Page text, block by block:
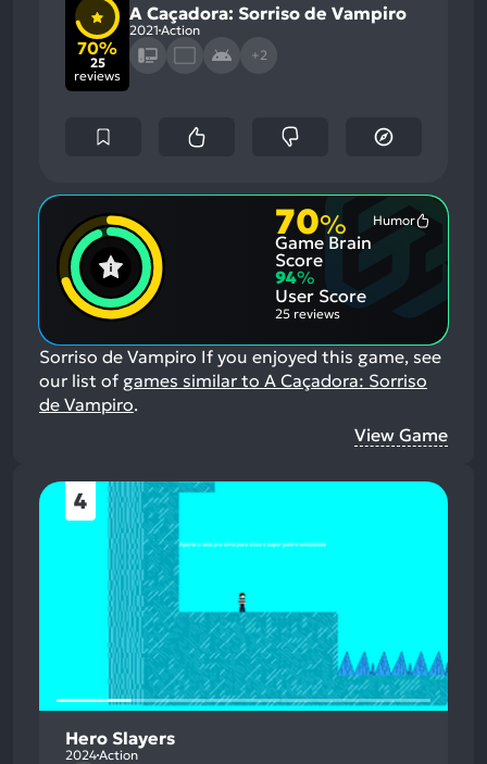
70%
25
reviews
A Caçadora: Sorriso de Vampiro
2021 Action
+2
70%
Game Brain
Score
Humor
94%
User Score
25 reviews
Sorriso de Vampiro If you enjoyed this game, see
our list of games similar to A Caçadora: Sorriso
de Vampiro.
View Game
4
Hero Slayers
2024Action